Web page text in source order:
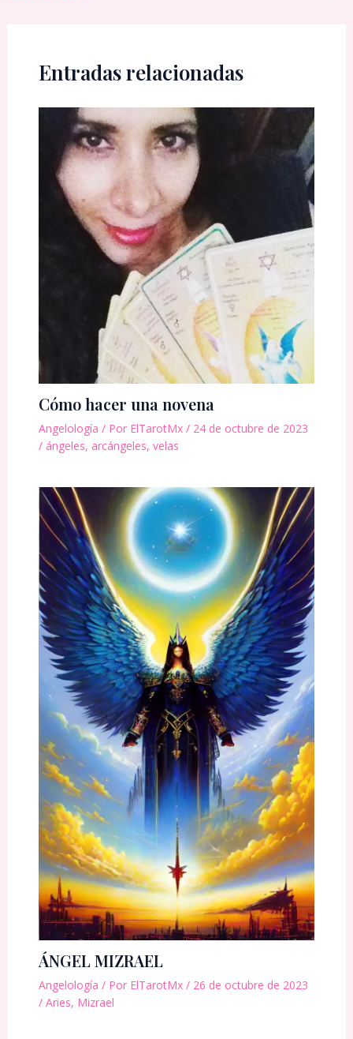
Entradas relacionadas
Cómo hacer una novena
Angelología / Por ElTarotMx / 24 de octubre de 2023
/ ángeles, arcángeles, velas
ÁNGEL MIZRAEL
Angelología / Por ElTarotMx / 26 de octubre de 2023
/ Aries, Mizrael